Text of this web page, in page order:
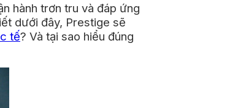
hành trơn tru và đáp ứng
dưới đây, Prestige sẽ
tế? Và tại sao hiểu đúng